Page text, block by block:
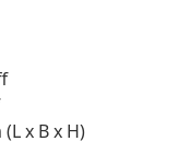
x B x H)